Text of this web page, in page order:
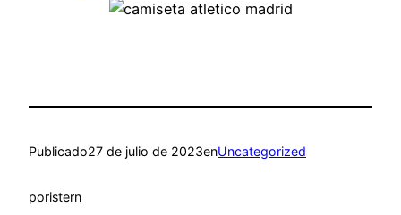
Publicado27 de julio de 2023enUncategorized
poristern